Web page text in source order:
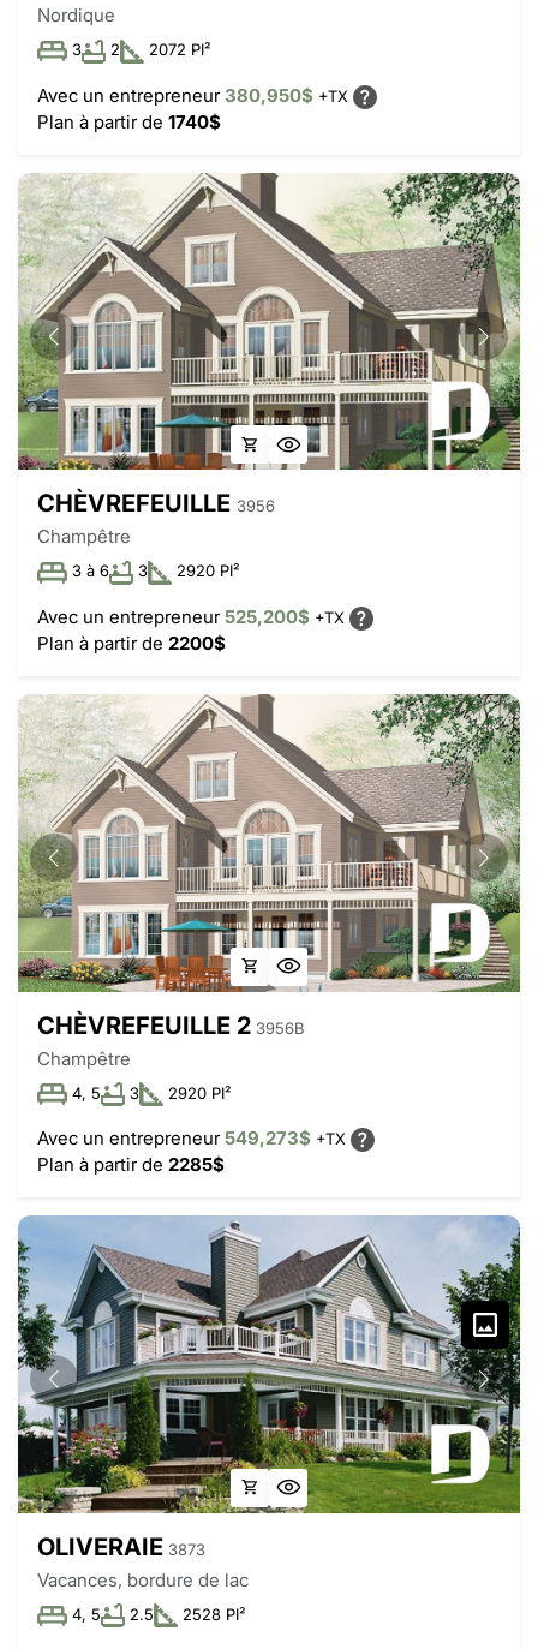
Nordique
3 2 2072 PI²
Avec un entrepreneur380,950$ +TX
Plan à partir de 1740$
CHÈVREFEUILLE 3956
Champêtre
3 à 6 3 2920 PI²
Avec un entrepreneur525,200$ +TX
Plan à partir de 2200$
CHÈVREFEUILLE 2 3956B
Champêtre
4, 5 3 2920 PI²
Avec un entrepreneur549,273$ +TX
Plan à partir de 2285$
OLIVERAIE 3873
Vacances, bordure de lac
4, 5 2.5 2528 PI²